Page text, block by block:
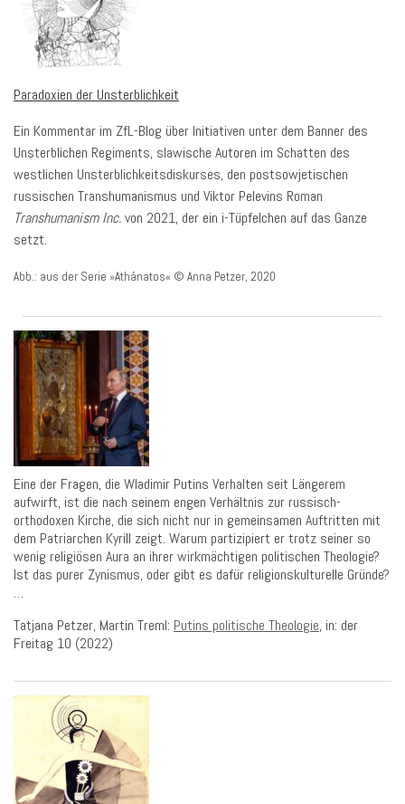
Paradoxien der Unsterblichkeit
Ein Kommentar im ZfL-Blog über Initiativen unter dem Banner des
Unsterblichen Regiments, slawische Autoren im Schatten des
westlichen Unsterblichkeitsdiskurses, den postsowjetischen
russischen Transhumanismus und Viktor Pelevins Roman
Transhumanism Inc.von 2021, der ein i-Tüpfelchen auf das Ganze
setzt.
Abb.: aus der Serie »Athánatos« © Anna Petzer, 2020
Eine der Fragen, die Wladimir Putins Verhalten seit Längerem
aufwirft, ist die nach seinem engen Verhältnis zur russisch-
orthodoxen Kirche, die sich nicht nur in gemeinsamen Auftritten mit
dem Patriarchen Kyrill zeigt. Warum partizipiert er trotz seiner so
wenig religiösen Aura an ihrer wirkmächtigen politischen Theologie?
Ist das purer Zynismus, oder gibt es dafür religionskulturelle Gründe?
…
Tatjana Petzer, Martin Treml: Putins politische Theologie, in: der
Freitag 10 (2022)